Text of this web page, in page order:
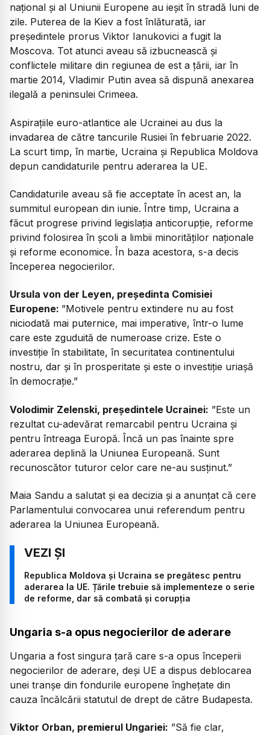
național și al Uniunii Europene au ieșit în stradă luni de
zile. Puterea de la Kiev a fost înlăturată, iar
președintele prorus Viktor Ianukovici a fugit la
Moscova. Tot atunci aveau să izbucnească și
conflictele militare din regiunea de est a țării, iar în
martie 2014, Vladimir Putin avea să dispună anexarea
ilegală a peninsulei Crimeea.
Aspirațiile euro-atlantice ale Ucrainei au dus la
invadarea de către tancurile Rusiei în februarie 2022.
La scurt timp, în martie, Ucraina și Republica Moldova
depun candidaturile pentru aderarea la UE.
Candidaturile aveau să fie acceptate în acest an, la
summitul european din iunie. Între timp, Ucraina a
făcut progrese privind legislația anticorupție, reforme
privind folosirea în școli a limbii minorităților naționale
și reforme economice. În baza acestora, s-a decis
începerea negocierilor.
Ursula von der Leyen, președinta Comisiei
Europene: ”Motivele pentru extindere nu au fost
niciodată mai puternice, mai imperative, într-o lume
care este zguduită de numeroase crize. Este o
investiție în stabilitate, în securitatea continentului
nostru, dar și în prosperitate și este o investiție uriașă
în democrație.”
Volodimir Zelenski, președintele Ucrainei: ”Este un
rezultat cu-adevărat remarcabil pentru Ucraina și
pentru întreaga Europă. Încă un pas înainte spre
aderarea deplină la Uniunea Europeană. Sunt
recunoscător tuturor celor care ne-au susținut.”
Maia Sandu a salutat și ea decizia și a anunțat că cere
Parlamentului convocarea unui referendum pentru
aderarea la Uniunea Europeană.
Republica Moldova și Ucraina se pregătesc pentru
aderarea la UE. Țările trebuie să implementeze o serie
de reforme, dar să combată și corupția
Ungaria s-a opus negocierilor de aderare
Ungaria a fost singura țară care s-a opus începerii
negocierilor de aderare, deși UE a dispus deblocarea
unei tranșe din fondurile europene înghețate din
cauza încălcării statutul de drept de către Budapesta.
Viktor Orban, premierul Ungariei: ”Să fie clar,